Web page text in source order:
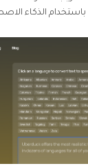
باستخدام الذكاء